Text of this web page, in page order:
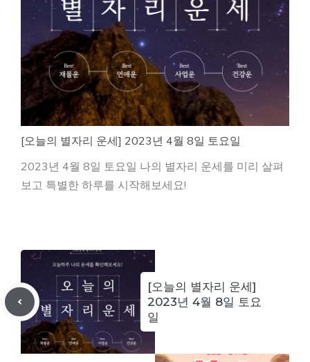
[오늘의 별자리 운세] 2023년 4월 8일 토요일
2023년 4월 8일 토요일 나의 별자리 운세를 미리 살펴
보고 특별한 하루를 시작해보세요!
[오늘의 별자리 운세]
2023년 4월 8일 토요
일